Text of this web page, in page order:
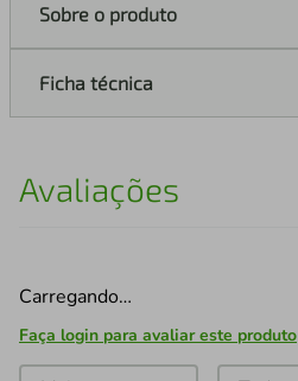
Sobre o produto
Ficha técnica
Avaliações
Carregando…
Faça login para avaliar este produto